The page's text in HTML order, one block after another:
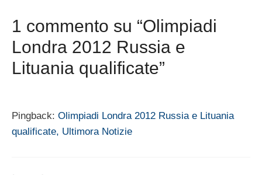
1 commento su “Olimpiadi
Londra 2012 Russia e
Lituania qualificate”
Pingback: Olimpiadi Londra 2012 Russia e Lituania
qualificate, Ultimora Notizie